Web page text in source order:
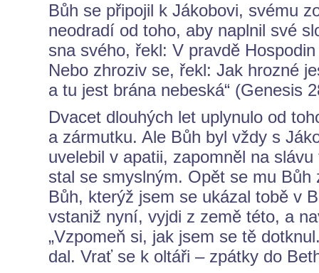
Bůh se připojil k Jákobovi, svému
neodradí od toho, aby naplnil své
sna svého, řekl: V pravdě
Nebo zhroziv se, řekl: Jak hrozné
a tu jest brána nebeská“ (Genesis
Dvacet dlouhých let uplynulo od
a zármutku. Ale Bůh byl vždy s
uvelebil v apatii, zapomněl na
stal se smyslným. Opět se mu Bůh
Bůh, kterýž jsem se ukázal tobě v
vstaniž nyní, vyjdi z země této, a
„Vzpomeň si, jak jsem se tě
dal. Vrať se k oltáři – zpátky do